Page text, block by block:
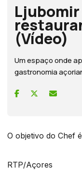
(Vídeo)
Um espaço onde
gastronomia
O objetivo do Chef
RTP/Açores